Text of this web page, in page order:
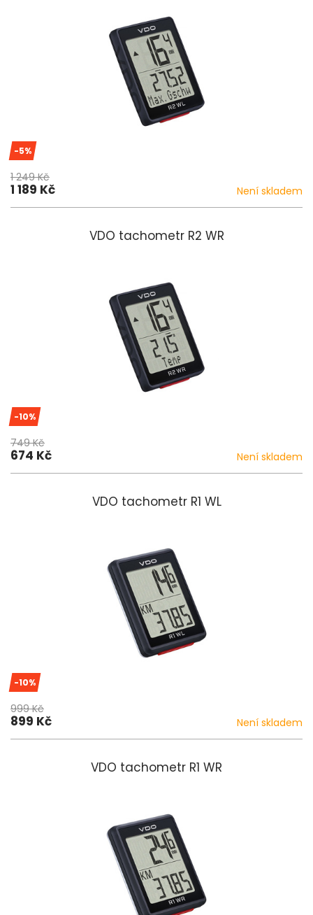
-5%
1 249 Kč
1 189 Kč Není skladem
VDO tachometr R2 WR
-10%
749 Kč
674 Kč Není skladem
VDO tachometr R1 WL
-10%
999 Kč
899 Kč Není skladem
VDO tachometr R1 WR